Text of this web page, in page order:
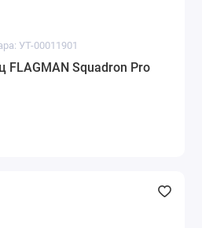
УТ-00011901
FLAGMAN Squadron Pro